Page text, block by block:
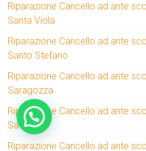
Riparazione Cancello ad ante
Santa Viola
Riparazione Cancello ad ante
Santo Stefano
Riparazione Cancello ad ante
Saragozza
Riparazione Cancello ad ante
Savena
Riparazione Cancello ad ante